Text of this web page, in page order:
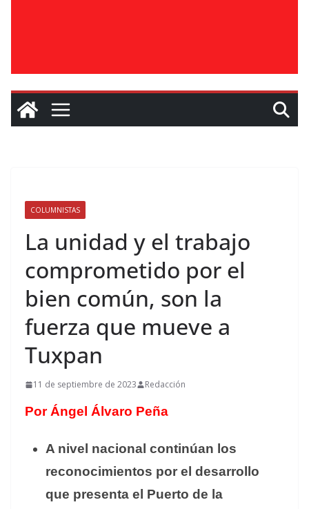
COLUMNISTAS
La unidad y el trabajo
comprometido por el
bien común, son la
fuerza que mueve a
Tuxpan
11 de septiembre de 2023 Redacción
Por Ángel Álvaro Peña
A nivel nacional continúan los
reconocimientos por el desarrollo
que presenta el Puerto de la